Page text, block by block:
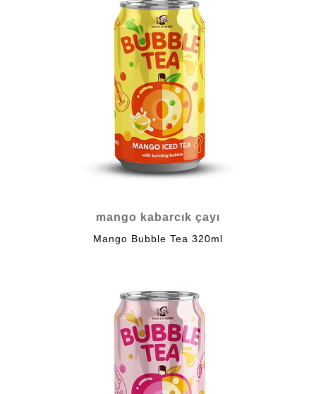
mango kabarcık çayı
Mango Bubble Tea 320ml